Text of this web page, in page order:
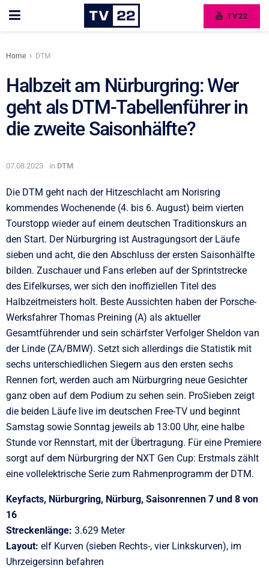
TV22
Home DTM
Halbzeit am Nürburgring: Wer
geht als DTM-Tabellenführer in
die zweite Saisonhälfte?
07.08.2023 in DTM
Die DTM geht nach der Hitzeschlacht am Norisring
kommendes Wochenende (4. bis 6. August) beim vierten
Tourstopp wieder auf einem deutschen Traditionskurs an
den Start. Der Nürburgring ist Austragungsort der Läufe
sieben und acht, die den Abschluss der ersten Saisonhälfte
bilden. Zuschauer und Fans erleben auf der Sprintstrecke
des Eifelkurses, wer sich den inoffiziellen Titel des
Halbzeitmeisters holt. Beste Aussichten haben der Porsche-
Werksfahrer Thomas Preining (A) als aktueller
Gesamtführender und sein schärfster Verfolger Sheldon van
der Linde (ZA/BMW). Setzt sich allerdings die Statistik mit
sechs unterschiedlichen Siegern aus den ersten sechs
Rennen fort, werden auch am Nürburgring neue Gesichter
ganz oben auf dem Podium zu sehen sein. ProSieben zeigt
die beiden Läufe live im deutschen Free-TV und beginnt
Samstag sowie Sonntag jeweils ab 13:00 Uhr, eine halbe
Stunde vor Rennstart, mit der Übertragung. Für eine Premiere
sorgt auf dem Nürburgring der NXT Gen Cup: Erstmals zählt
eine vollelektrische Serie zum Rahmenprogramm der DTM.
Keyfacts, Nürburgring, Nürburg, Saisonrennen 7 und 8 von
16
Streckenlänge: 3.629 Meter
Layout: elf Kurven (sieben Rechts-, vier Linkskurven), im
Uhrzeigersinn befahren